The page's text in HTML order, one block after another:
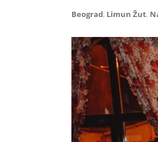
Beograd, Limun Žut,